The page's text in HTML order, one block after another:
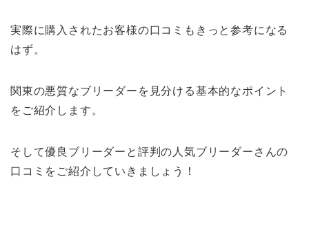
実際に購入されたお客様の口コミもきっと参考になる
はず。
関東の悪質なブリーダーを見分ける基本的なポイント
をご紹介します。
そして優良ブリーダーと評判の人気ブリーダーさんの
口コミをご紹介していきましょう！